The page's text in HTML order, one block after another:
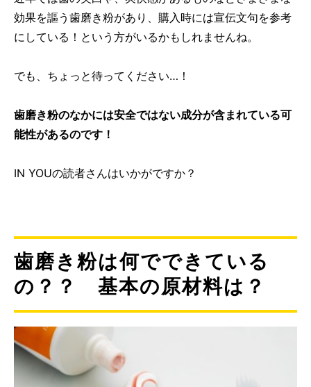
効果を謳う歯磨き粉があり、購入時には宣伝文句を参考
にしている！という方がいるかもしれませんね。
でも、ちょっと待ってください…！
歯磨き粉のなかには安全ではない成分が含まれている可
能性があるのです！
IN YOUの読者さんはいかがですか？
歯磨き粉は何でできている
の？？ 基本の原材料は？